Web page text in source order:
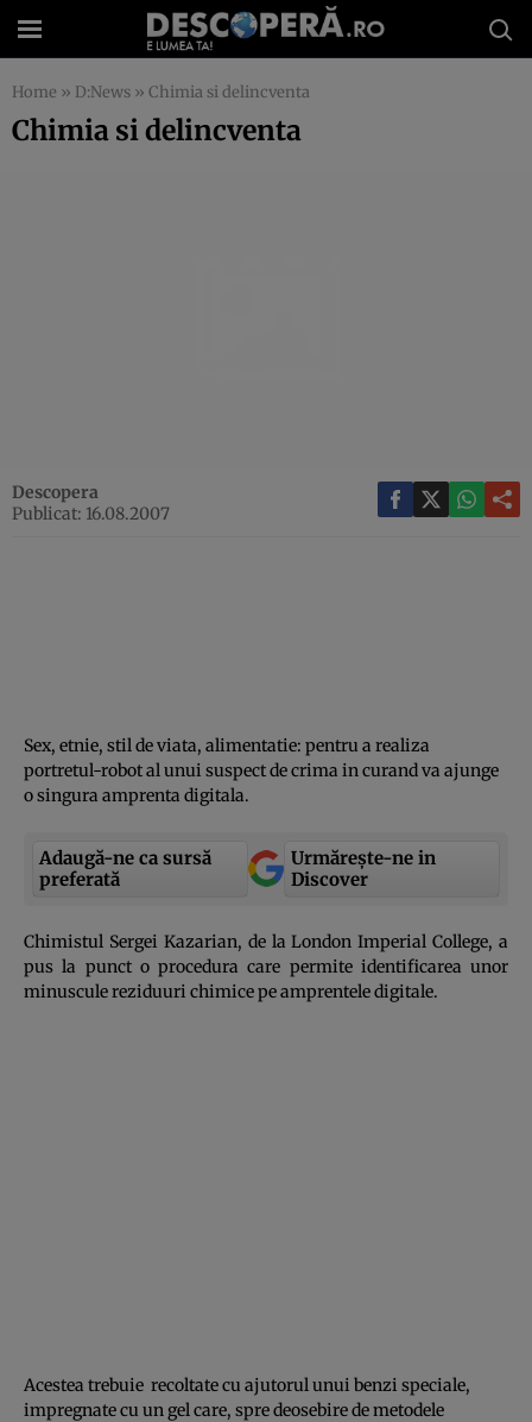
Home » D:News » Chimia si delincventa
Chimia si delincventa
Descopera
Publicat: 16.08.2007
Sex, etnie, stil de viata, alimentatie: pentru a realiza
portretul-robot al unui suspect de crima in curand va ajunge
o singura amprenta digitala.
Adaugă-ne ca sursă
preferată
Urmărește-ne in
Discover
Chimistul Sergei Kazarian, de la London Imperial College, a
pus la punct o procedura care permite identificarea unor
minuscule reziduuri chimice pe amprentele digitale.
Acestea trebuie recoltate cu ajutorul unui benzi speciale,
impregnate cu un gel care, spre deosebire de metodele